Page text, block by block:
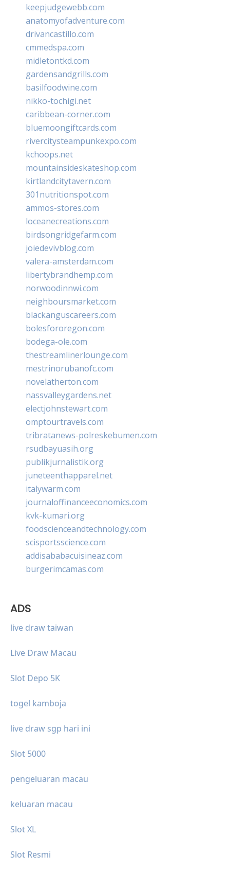
keepjudgewebb.com
anatomyofadventure.com
drivancastillo.com
cmmedspa.com
midletontkd.com
gardensandgrills.com
basilfoodwine.com
nikko-tochigi.net
caribbean-corner.com
bluemoongiftcards.com
rivercitysteampunkexpo.com
kchoops.net
mountainsideskateshop.com
kirtlandcitytavern.com
301nutritionspot.com
ammos-stores.com
loceanecreations.com
birdsongridgefarm.com
joiedevivblog.com
valera-amsterdam.com
libertybrandhemp.com
norwoodinnwi.com
neighboursmarket.com
blackanguscareers.com
bolesfororegon.com
bodega-ole.com
thestreamlinerlounge.com
mestrinorubanofc.com
novelatherton.com
nassvalleygardens.net
electjohnstewart.com
omptourtravels.com
tribratanews-polreskebumen.com
rsudbayuasih.org
publikjurnalistik.org
juneteenthapparel.net
italywarm.com
journaloffinanceeconomics.com
kvk-kumari.org
foodscienceandtechnology.com
scisportsscience.com
addisababacuisineaz.com
burgerimcamas.com
ADS
live draw taiwan
Live Draw Macau
Slot Depo 5K
togel kamboja
live draw sgp hari ini
Slot 5000
pengeluaran macau
keluaran macau
Slot XL
Slot Resmi